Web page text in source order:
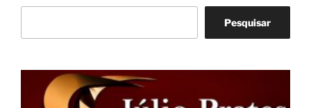
Pesquisar